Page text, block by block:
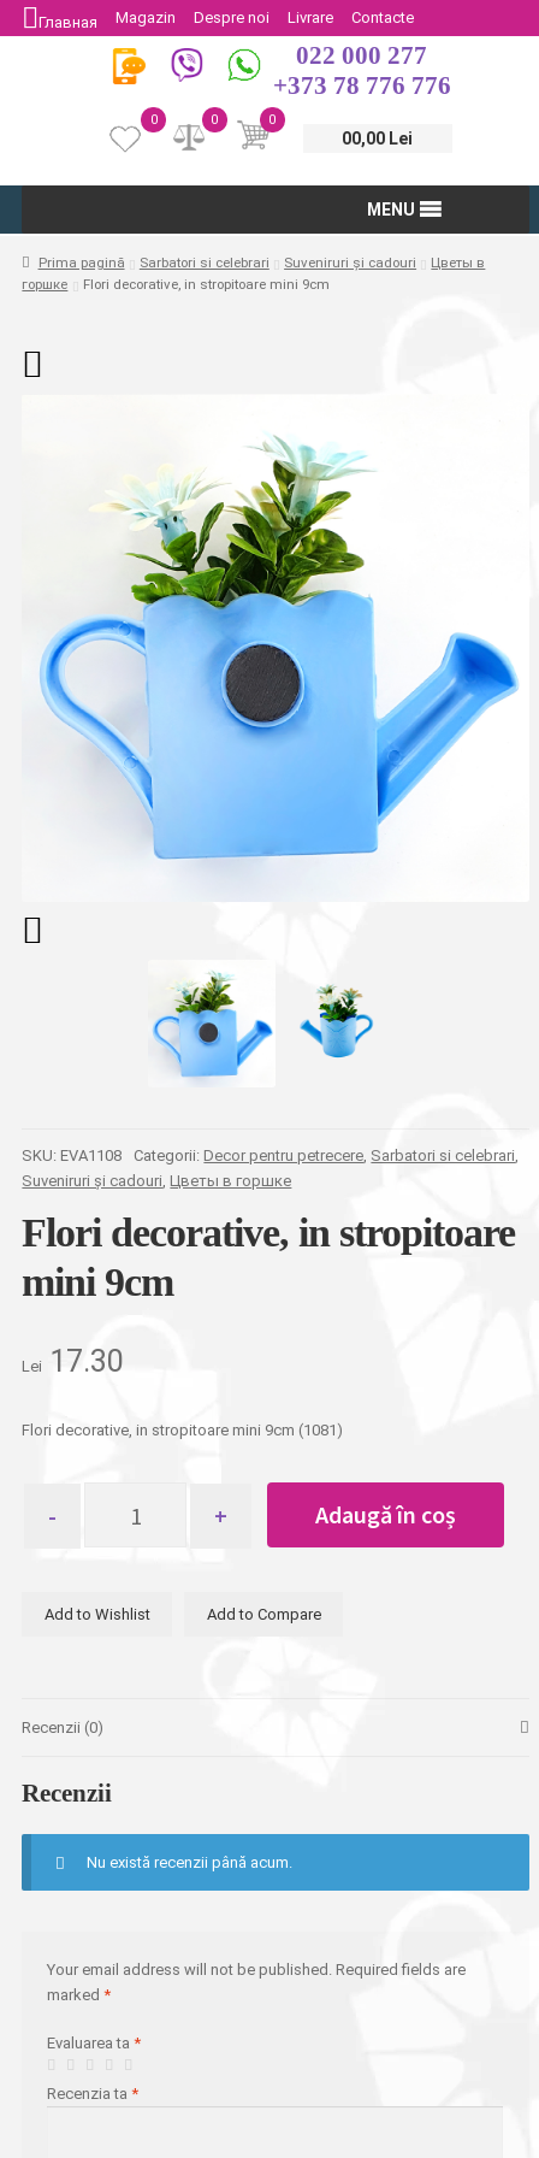
Главная Magazin Despre noi Livrare
Contacte
Protectia Consumatorului
Întoarcere
022 000 277
+373 78 776 776
0
00,00 Lei
0
0
MENU
Prima pagină Sarbatori si celebrari Suveniruri și cadouri
Цветы в
горшке
Flori decorative, in stropitoare mini 9cm
SKU: EVA1108 Categorii: Decor pentru petrecere, Sarbatori si celebrari,
Suveniruri și cadouri, Цветы в горшке
Flori decorative, in stropitoare
mini 9cm
Lei 17.30
Flori decorative, in stropitoare mini 9cm (1081)
Flori
mini
Adaugă în coș
Add to Wishlist Add to Compare
Recenzii (0)
Recenzii
Nu există recenzii până acum.
Your email address will not be published. Required fields are
marked*
Evaluarea ta*
Recenzia ta*